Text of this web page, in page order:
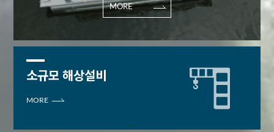
MORE
소규모 해상설비
MORE